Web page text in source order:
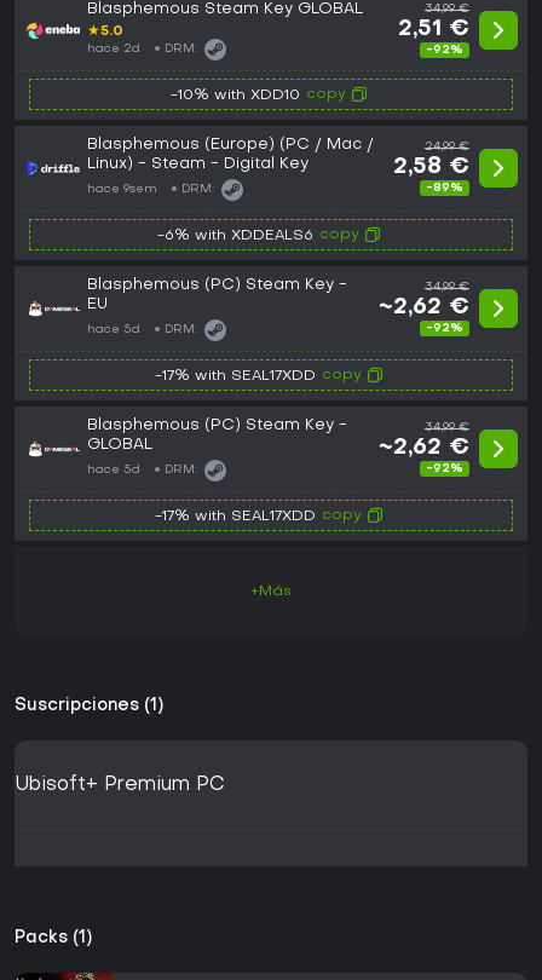
Blasphemous Steam Key GLOBAL
★5.0
hace 2d DRM:
34,99 €
2,51 €
-92%
-10% with XDD10 copy
Blasphemous (Europe) (PC / Mac /
Linux) - Steam - Digital Key
hace 9sem DRM:
24,99 €
2,58 €
-89%
-6% with XDDEALS6 copy
Blasphemous (PC) Steam Key -
EU
hace 5d DRM:
34,99 €
~2,62 €
-92%
-17% with SEAL17XDD copy
Blasphemous (PC) Steam Key -
GLOBAL
hace 5d DRM:
34,99 €
~2,62 €
-92%
-17% with SEAL17XDD copy
+Más
Suscripciones (1)
Ubisoft+ Premium PC
Packs (1)